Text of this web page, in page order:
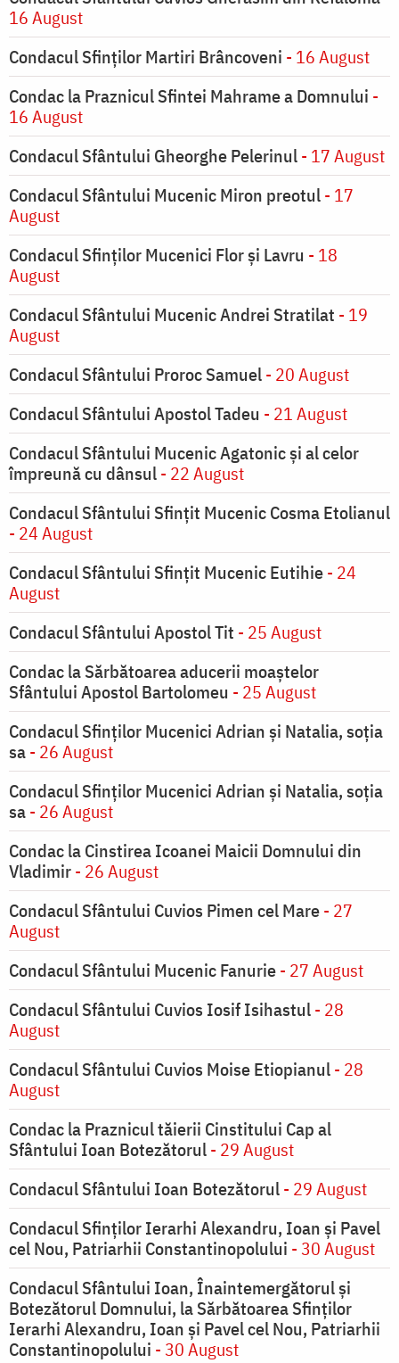
16 August
Condacul Sfinților Martiri Brâncoveni - 16 August
Condac la Praznicul Sfintei Mahrame a Domnului -
16 August
Condacul Sfântului Gheorghe Pelerinul- 17 August
Condacul Sfântului Mucenic Miron preotul- 17
August
Condacul Sfinţilor Mucenici Flor şi Lavru - 18
August
Condacul Sfântului Mucenic Andrei Stratilat - 19
August
Condacul Sfântului Proroc Samuel- 20 August
Condacul Sfântului Apostol Tadeu - 21 August
Condacul Sfântului Mucenic Agatonic şi al celor
împreună cu dânsul- 22 August
Condacul Sfântului Sfinţit Mucenic Cosma Etolianul
- 24 August
Condacul Sfântului Sfinţit Mucenic Eutihie- 24
August
Condacul Sfântului Apostol Tit - 25 August
Condac la Sărbătoarea aducerii moaştelor
Sfântului Apostol Bartolomeu - 25 August
Condacul Sfinţilor Mucenici Adrian şi Natalia, soţia
sa- 26 August
Condacul Sfinţilor Mucenici Adrian şi Natalia, soţia
sa- 26 August
Condac la Cinstirea Icoanei Maicii Domnului din
Vladimir- 26 August
Condacul Sfântului Cuvios Pimen cel Mare- 27
August
Condacul Sfântului Mucenic Fanurie- 27 August
Condacul Sfântului Cuvios Iosif Isihastul- 28
August
Condacul Sfântului Cuvios Moise Etiopianul- 28
August
Condac la Praznicul tăierii Cinstitului Cap al
Sfântului Ioan Botezătorul- 29 August
Condacul Sfântului Ioan Botezătorul- 29 August
Condacul Sfinţilor Ierarhi Alexandru, Ioan şi Pavel
cel Nou, Patriarhii Constantinopolului - 30 August
Condacul Sfântului Ioan, Înaintemergătorul şi
Botezătorul Domnului, la Sărbătoarea Sfinţilor
Ierarhi Alexandru, Ioan şi Pavel cel Nou, Patriarhii
Constantinopolului - 30 August